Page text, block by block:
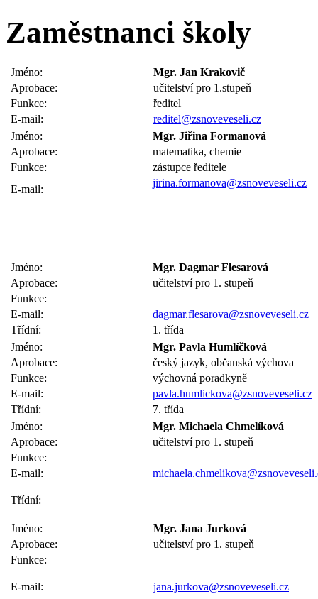
Zaměstnanci školy
Jméno:
Mgr. Jan Krakovič
Aprobace:
učitelství pro 1.stupeň
Funkce:
ředitel
E-mail:
reditel@zsnoveveseli.cz
Jméno:
Mgr. Jiřina Formanová
Aprobace:
matematika, chemie
Funkce:
zástupce ředitele
E-mail:
jirina.formanova@zsnoveveseli.cz
Jméno:
Mgr. Dagmar Flesarová
Aprobace:
učitelství pro 1. stupeň
Funkce:
E-mail:
dagmar.flesarova@zsnoveveseli.cz
Třídní:
1. třída
Jméno:
Mgr. Pavla Humlíčková
Aprobace:
český jazyk, občanská výchova
Funkce:
výchovná poradkyně
E-mail:
pavla.humlickova@zsnoveveseli.cz
Třídní:
7. třída
Jméno:
Mgr. Michaela Chmelíková
Aprobace:
učitelství pro 1. stupeň
Funkce:
E-mail:
Třídní:
Jméno:
Mgr. Jana Jurková
Aprobace:
učitelství pro 1. stupeň
Funkce:
E-mail: jana.jurkova@zsnoveveseli.cz